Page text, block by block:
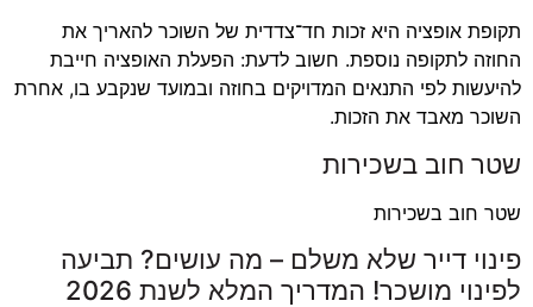
תקופת אופציה היא זכות חד־צדדית של השוכר להאריך את
החוזה לתקופה נוספת. חשוב לדעת: הפעלת האופציה חייבת
להיעשות לפי התנאים המדויקים בחוזה ובמועד שנקבע בו, אחרת
השוכר מאבד את הזכות.
שטר חוב בשכירות
שטר חוב בשכירות
פינוי דייר שלא משלם – מה עושים? תביעה
לפינוי מושכר! המדריך המלא לשנת 2026